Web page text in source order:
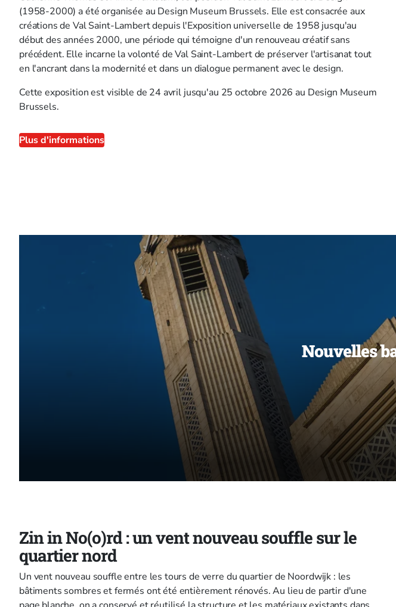
(1958-2000) a été organisée au Design Museum Brussels. Elle est consacrée aux
créations de Val Saint-Lambert depuis l'Exposition universelle de 1958 jusqu'au
début des années 2000, une période qui témoigne d'un renouveau créatif sans
précédent. Elle incarne la volonté de Val Saint-Lambert de préserver l'artisanat tout
en l'ancrant dans la modernité et dans un dialogue permanent avec le design.
Cette exposition est visible de 24 avril jusqu'au 25 octobre 2026 au Design Museum
Brussels.
Plus d'informations
Nouvelles
Zin in No(o)rd : un vent nouveau souffle sur le
quartier nord
Un vent nouveau souffle entre les tours de verre du quartier de Noordwijk : les
bâtiments sombres et fermés ont été entièrement rénovés. Au lieu de partir d'une